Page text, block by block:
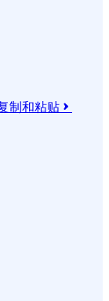
制和粘贴 